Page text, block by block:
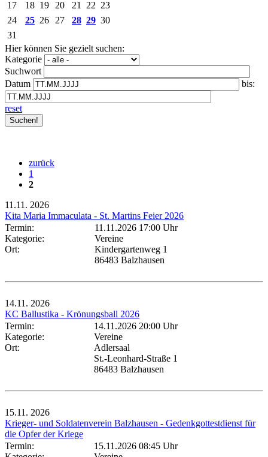
17
18 19 20 21 22 23
24
25 26 27 28 29 30
31
Hier können Sie gezielt suchen:
Kategorie
Suchwort
Datum
bis:
reset
zurück
1
2
11.11. 2026
Kita Maria Immaculata - St. Martins Feier 2026
Termin:
11.11.2026 17:00 Uhr
Kategorie:
Vereine
Ort:
Kindergartenweg 1
86483 Balzhausen
14.11. 2026
KC Ballustika - Krönungsball 2026
Termin:
14.11.2026 20:00 Uhr
Kategorie:
Vereine
Ort:
Adlersaal
St.-Leonhard-Straße 1
86483 Balzhausen
15.11. 2026
Krieger- und Soldatenverein Balzhausen - Gedenkgottestdienst für
die Opfer der Kriege
Termin:
15.11.2026 08:45 Uhr